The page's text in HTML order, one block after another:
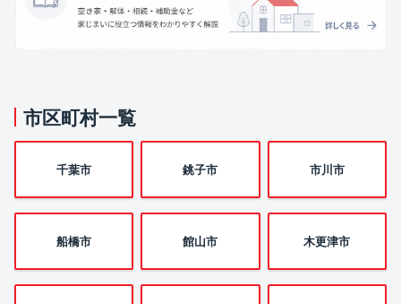
市区町村一覧
千葉市 銚子市 市川市
船橋市 館山市 木更津市